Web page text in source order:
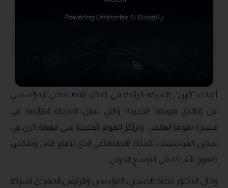
أعلنت “مُزن”، الشركة الرائدة في الذكاء الاصطناعي المؤسسي
عن إطلاق هويتها الجديدة والتي تمثل المرحلة القادمة في
مسيرة نموها العالمي. وترتكز الهوية الجديدة على مهمة مُزن في
تمكين المؤسسات بالذكاء الاصطناعي الذي يصنع الأثر، وتعكس
طموح الشركة في التوسع الدولي.
وقال الدكتور محمد الحسين، المؤسس والرئيس التنفيذي لشركة